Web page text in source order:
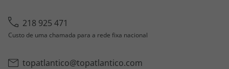
218 925 471
Custo de uma chamada para a rede fixa nacional
topatlantico@topatlantico.com